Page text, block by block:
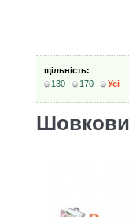
щільність:
130
170 Усі